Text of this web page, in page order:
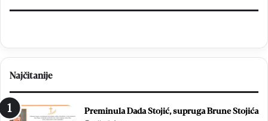
Najčitanije
Preminula Dada Stojić, supruga Brune Stojića